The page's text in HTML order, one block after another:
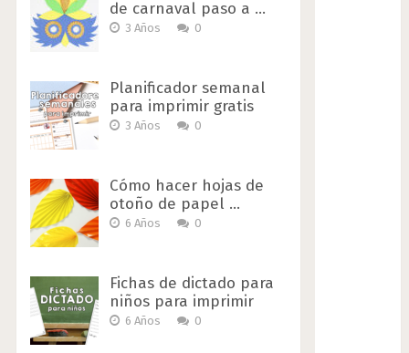
de carnaval paso a …
3 Años 0
Planificador semanal
para imprimir gratis
3 Años 0
Cómo hacer hojas de
otoño de papel …
6 Años 0
Fichas de dictado para
niños para imprimir
6 Años 0